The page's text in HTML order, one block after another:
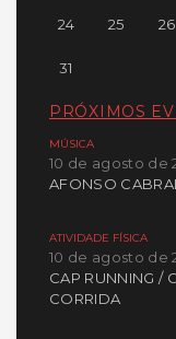
24 25 26
31
PRÓXIMOS
MÚSICA
10 de agosto de
AFONSO
ATIVIDADE FÍSICA
10 de agosto de
CAP RUNNING /
CORRIDA